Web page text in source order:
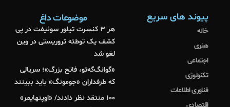
پیوند های سریع
خانه
هنری
اجتماعی
تکنولوژی
فناوری اطلاعات
موضوعات داغ
هر ۳ کنسرت تیلور سوئیفت در پی
کشف یک توطئه تروریستی در وین
لغو شد
«گوانگ‌گه‌تو، فاتح بزرگ»؛ سریالی
که طرفداران «جومونگ» باید ببینند
۱۰۰ منتقد نظر دادند/ «اوپنهایمر»